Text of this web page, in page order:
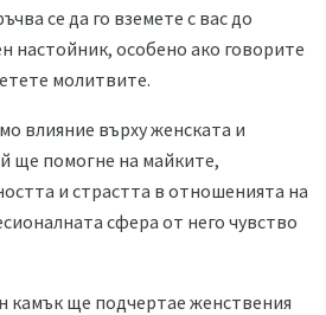
се да го вземете с вас до
настойник, особено ако говорите
молитвите.
влияние върху женската и
ще помогне на майките,
и страстта в отношенията на
сфера от него чувство
камък ще подчертае женствения